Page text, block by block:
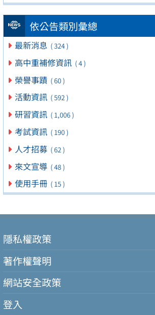
依公告類別彙總
最新消息 ( 324 )
高中重補修資訊 ( 4 )
榮譽事蹟 ( 60 )
活動資訊 ( 592 )
研習資訊 ( 1,006 )
考試資訊 ( 190 )
人才招募 ( 62 )
來文宣導 ( 48 )
使用手冊 ( 15 )
隱私權政策
著作權聲明
網站安全政策
登入